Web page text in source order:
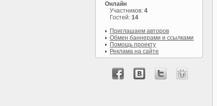
Онлайн
Участников: 4
Гостей: 14
Приглашаем авторов
Обмен баннерами и ссылками
Помощь проекту
Реклама на сайте